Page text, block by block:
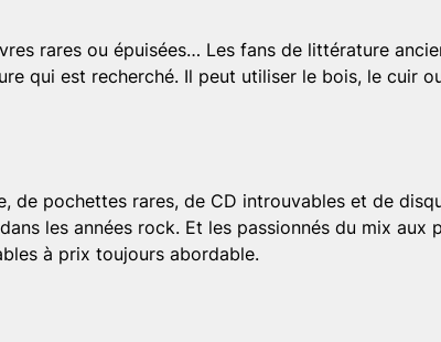
rares ou épuisées… Les fans de littérature
qui est recherché. Il peut utiliser le bois, le cuir
de pochettes rares, de CD introuvables et de
les années rock. Et les passionnés du mix
à prix toujours abordable.